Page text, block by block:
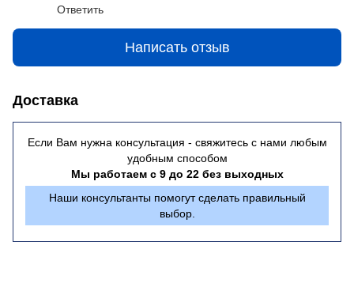
Ответить
Написать отзыв
Доставка
Если Вам нужна консультация - свяжитесь с нами любым
удобным способом
Мы работаем с 9 до 22 без выходных
Наши консультанты помогут сделать правильный
выбор.